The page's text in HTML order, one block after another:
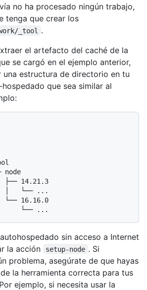
no ha procesado ningún trabajo,
tenga que crear los
_tool
.
el artefacto del caché de la
se cargó en el ejemplo anterior,
una estructura de directorio en tu
que sea similar al
sin acceso a Internet
la acción
setup-node . Si
problema, asegúrate de que hayas
la herramienta correcta para tus
ejemplo, si necesita usar la